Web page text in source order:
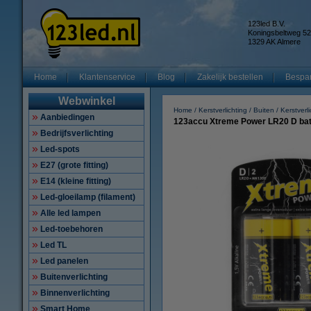
123led B.V.
Koningsbeltweg 52
1329 AK Almere
Home Klantenservice Blog Zakelijk bestellen
Webwinkel
Aanbiedingen
Bedrijfsverlichting
Led-spots
E27 (grote fitting)
E14 (kleine fitting)
Led-gloeilamp (filament)
Alle led lampen
Led-toebehoren
Led TL
Led panelen
Buitenverlichting
Binnenverlichting
Smart Home
Home Kerstverlichting Buiten
123accu Xtreme Power LR20 D